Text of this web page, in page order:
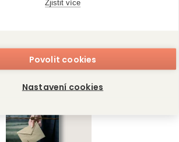
Zjistit více
Povolit cookies
Nastavení cookies